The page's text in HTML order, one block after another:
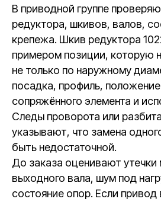
В приводной группе
редуктора, шкивов, валов,
крепежа. Шкив редуктора
примером позиции, которую
не только по наружному
посадка, профиль,
сопряжённого элемента и
Следы проворота или
указывают, что замена
быть недостаточной.
До заказа оценивают
выходного вала, шум под
состояние опор. Если